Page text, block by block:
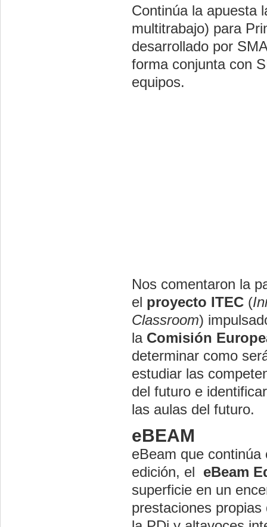
Continúa la apuesta
multitrabajo) para
desarrollado por
forma conjunta con
equipos.
Nos comentaron la
el proyecto ITEC (
Classroom)
la Comisión
determinar como
estudiar las
del futuro e
las aulas del futuro.
eBEAM
eBeam que
edición, el eBeam
superficie en un
prestaciones